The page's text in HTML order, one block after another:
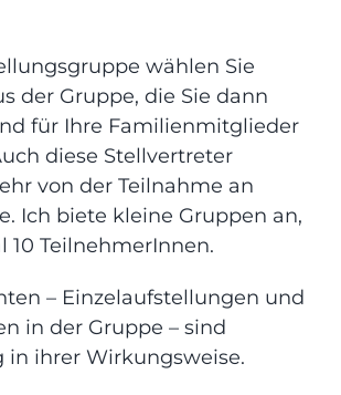
wählen Sie
der Gruppe, die Sie dann
für Ihre Familienmitglieder
diese Stellvertreter
von der Teilnahme an
Ich biete kleine Gruppen an,
TeilnehmerInnen.
– Einzelaufstellungen und
in der Gruppe – sind
in ihrer Wirkungsweise.